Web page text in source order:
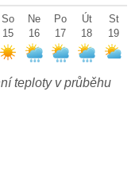
So
15
Ne
16
Po
17
Út
18
St
19
teploty v průběhu